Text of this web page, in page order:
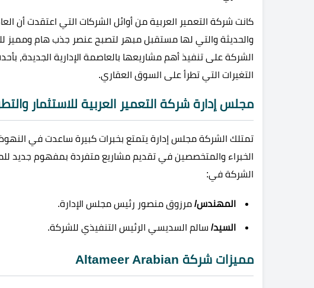
كانت شركة التعمير العربية من أوائل الشركات التي اعتقدت أن
والحديثة والتي لها مستقبل مبهر لتصبح عنصر جذب هام ومميز
الشركة على تنفيذ أهم مشاريعها بالعاصمة الإدارية الجديدة،
التغيرات التي تطرأ على السوق العقاري.
مجلس إدارة شركة التعمير العربية للاستثمار
تمتلك الشركة مجلس إدارة يتمتع بخبرات كبيرة ساعدت في
الخبراء والمتخصصين في تقديم مشاريع متفردة بمفهوم جديد
الشركة في:
المهندس/ مرزوق منصور رئيس مجلس الإدارة.
السيد/ سالم السديسي الرئيس التنفيذي للشركة.
مميزات شركة Altameer Arabian